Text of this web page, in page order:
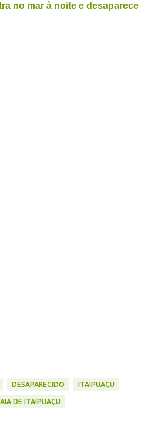
no mar à noite e desaparece
DESAPARECIDO ITAIPUAÇU
DE ITAIPUAÇU